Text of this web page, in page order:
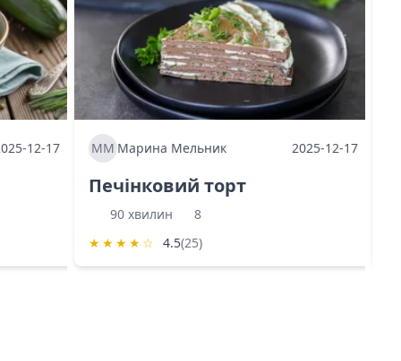
12-17 МММарина Мельник 2025-12-17
Печінковий торт
90 хвилин
8
★ ★ ★ ★ ☆ 4.5(25)